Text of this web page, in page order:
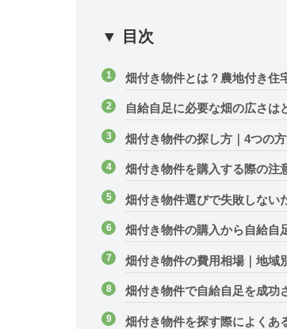
▼ 目次
畑付き物件とは？農地付き住
自給自足に必要な畑の広さは
畑付き物件の探し方｜4つの
畑付き物件を購入する際の注
畑付き物件選びで失敗しない
畑付き物件の購入から自給自
畑付き物件の費用相場｜地域
畑付き物件で自給自足を成功
畑付き物件を探す際によくあ